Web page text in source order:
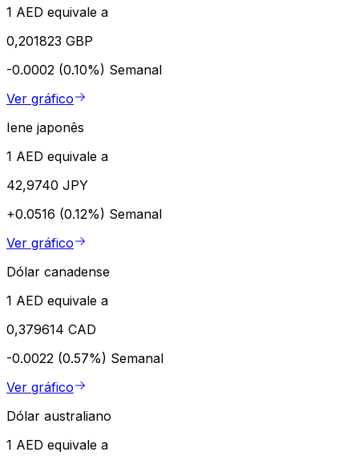
1 AED equivale a
0,201823 GBP
-0.0002 (0.10%) Semanal
Ver gráfico
Iene japonês
1 AED equivale a
42,9740 JPY
+0.0516 (0.12%) Semanal
Ver gráfico
Dólar canadense
1 AED equivale a
0,379614 CAD
-0.0022 (0.57%) Semanal
Ver gráfico
Dólar australiano
1 AED equivale a